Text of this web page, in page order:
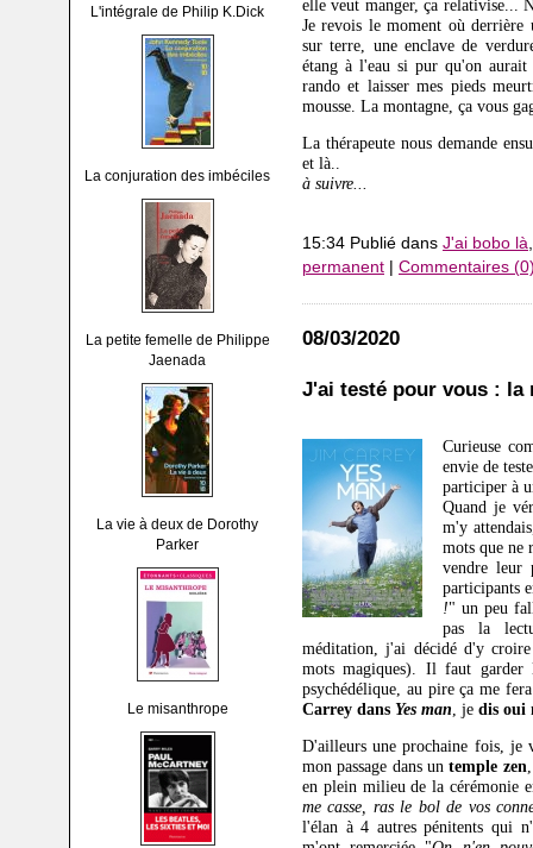
L'intégrale de Philip K.Dick
La conjuration des imbéciles
La petite femelle de Philippe
Jaenada
La vie à deux de Dorothy
Parker
Le misanthrope
elle veut manger, ça relativise...
Je revois le moment où derrière
sur terre, une enclave de
étang à l'eau si pur qu'on aurait
rando et laisser mes pieds
mousse. La montagne, ça vous
La thérapeute nous demande
et là..
à suivre...
15:34 Publié dans J'ai bobo là
permanent
Commentaires
08/03/2020
J'ai testé pour vous : la
Curieuse
envie de
participer à
Quand je
m'y
mots que ne
vendre leur
participants
!" un peu
pas la
méditation, j'ai décidé d'y
mots magiques). Il faut
psychédélique, au pire ça me
Carrey dans Yes man , je dis oui
D'ailleurs une prochaine fois, je
mon passage dans untemple zen
en plein milieu de la cérémonie
me casse, ras le bol de vos
l'élan à 4 autres pénitents qui